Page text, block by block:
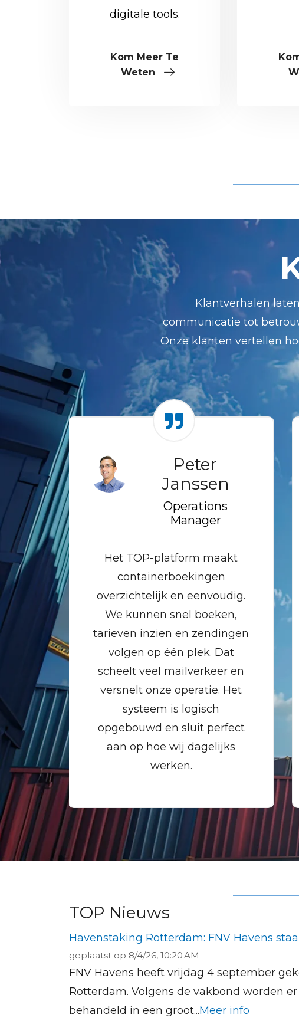
digitale tools.
Kom Meer Te
Weten
Klantverhalen
communicatie tot
Onze klanten vertellen
te
nu
is
Peter
Janssen
Operations
Manager
Het TOP-platform maakt
containerboekingen
overzichtelijk en eenvoudig.
We kunnen snel boeken,
tarieven inzien en zendingen
volgen op één plek. Dat
scheelt veel mailverkeer en
versnelt onze operatie. Het
systeem is logisch
opgebouwd en sluit perfect
aan op hoe wij dagelijks
werken.
TOP Nieuws
Havenstaking Rotterdam: FNV Havens
geplaatst op 8/4/26, 10:20 AM
FNV Havens heeft vrijdag 4 september
Rotterdam. Volgens de vakbond worden er
behandeld in een groot...Meer info